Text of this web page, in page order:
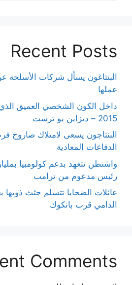
Recent Posts
البنتاغون يسأل شركات الأسلحة
عملها
داخل الكون الشخصي العميق
2015 – ديزاين يو ترست
البنتاجون يسعى لامتلاك صاروخ
الدفاعات المعادية
واشنطن تتعهد بدعم كولومبيا
رئيس مدعوم من ترامب
عائلات الضحايا تتسلم جثث ذويها
الدامي قرب بانكوك
Comments